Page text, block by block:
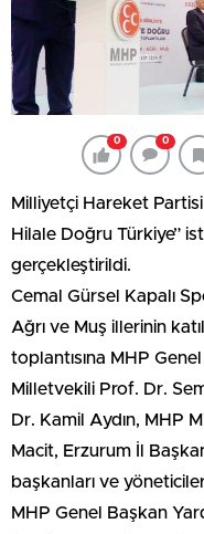
0 0
Milliyetçi Hareket
Hilale Doğru Türkiye”
gerçekleştirildi.
Cemal Gürsel Kapalı
Ağrı ve Muş illerinin
toplantısına MHP Genel
Milletvekili Prof. Dr.
Dr. Kamil Aydın, MHP
Macit, Erzurum İl
başkanları ve
MHP Genel Başkan